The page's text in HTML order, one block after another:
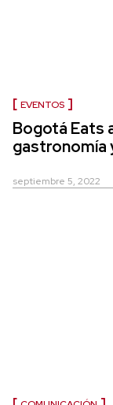
EVENTOS
Bogotá Eats
gastronomía
septiembre 5, 2022